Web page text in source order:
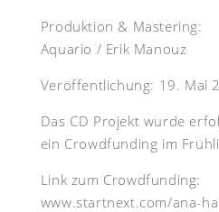
Produktion & Mastering:
Aquario / Erik Manouz
Veröffentlichung: 19. Mai
Das CD Projekt wurde
ein Crowdfunding im
Link zum Crowdfunding:
www.startnext.com/ana-